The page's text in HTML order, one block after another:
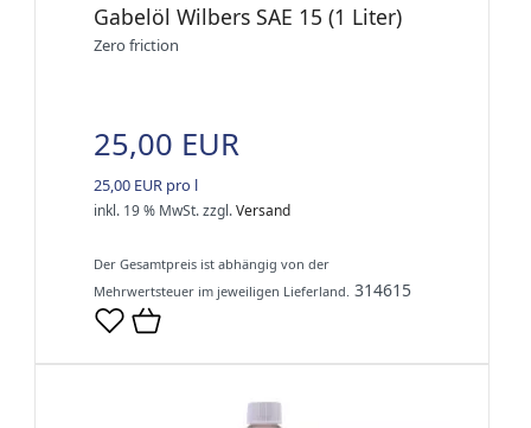
Gabelöl Wilbers SAE 15 (1 Liter)
Zero friction
25,00 EUR
25,00 EUR pro l
inkl. 19 % MwSt.zzgl.Versand
Der Gesamtpreis ist abhängig von der
Mehrwertsteuer im jeweiligen Lieferland. 314615